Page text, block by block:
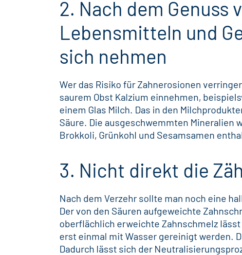
2. Nach dem Genuss
Lebensmitteln und
sich nehmen
Wer das Risiko für Zahnerosionen
saurem Obst Kalzium einnehmen,
einem Glas Milch. Das in den
Säure. Die ausgeschwemmten Mineralien
Brokkoli, Grünkohl und Sesamsamen
3. Nicht direkt die
Nach dem Verzehr sollte man noch eine
Der von den Säuren aufgeweichte
oberflächlich erweichte Zahnschmelz
erst einmal mit Wasser gereinigt werden.
Dadurch lässt sich der